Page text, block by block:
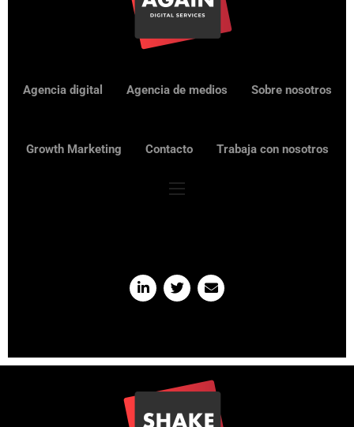
Agencia digital Agencia de medios Sobre nosotros
Growth Marketing Contacto Trabaja con nosotros